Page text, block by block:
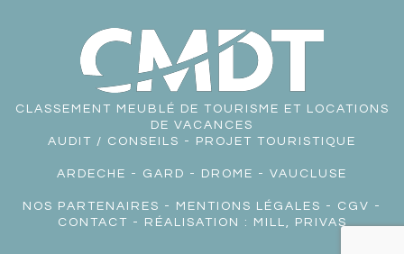
CLASSEMENT MEUBLÉ DE TOURISME ET LOCATIONS
DE VACANCES
AUDIT / CONSEILS - PROJET TOURISTIQUE
ARDECHE - GARD - DROME - VAUCLUSE
NOS PARTENAIRES - MENTIONS LÉGALES - CGV -
CONTACT - RÉALISATION : MILL, PRIVAS